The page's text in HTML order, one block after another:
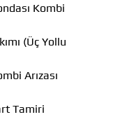
Kombi
(Üç Yollu
Arızası
Tamiri